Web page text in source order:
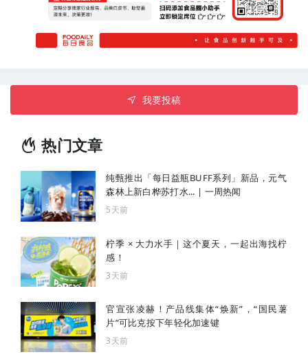
我要投稿
热门文章
纯甄推出「每日益瓶BUFF系列」新品，元气
森林上新白桦苏打水... | 一周热闻
5天前
柠季 × 大力水手｜这个夏天，一起出海找柠
感！
3天前
官宣张凌赫！产品线集体“焕新”，“国民薯
片”可比克按下年轻化加速键
3天前